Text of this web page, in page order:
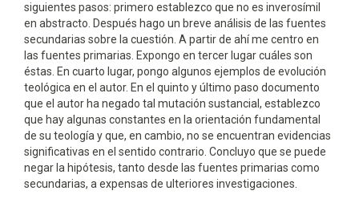
siguientes pasos: primero establezco que no es inverosímil
en abstracto. Después hago un breve análisis de las fuentes
secundarias sobre la cuestión. A partir de ahí me centro en
las fuentes primarias. Expongo en tercer lugar cuáles son
éstas. En cuarto lugar, pongo algunos ejemplos de evolución
teológica en el autor. En el quinto y último paso documento
que el autor ha negado tal mutación sustancial, establezco
que hay algunas constantes en la orientación fundamental
de su teología y que, en cambio, no se encuentran evidencias
significativas en el sentido contrario. Concluyo que se puede
negar la hipótesis, tanto desde las fuentes primarias como
secundarias, a expensas de ulteriores investigaciones.